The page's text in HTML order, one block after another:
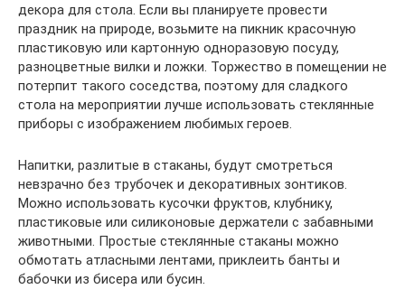
декора для стола. Если вы планируете провести
праздник на природе, возьмите на пикник красочную
пластиковую или картонную одноразовую посуду,
разноцветные вилки и ложки. Торжество в помещении не
потерпит такого соседства, поэтому для сладкого
стола на мероприятии лучше использовать стеклянные
приборы с изображением любимых героев.
Напитки, разлитые в стаканы, будут смотреться
невзрачно без трубочек и декоративных зонтиков.
Можно использовать кусочки фруктов, клубнику,
пластиковые или силиконовые держатели с забавными
животными. Простые стеклянные стаканы можно
обмотать атласными лентами, приклеить банты и
бабочки из бисера или бусин.